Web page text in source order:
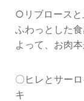
○リブロースと
ふわっとした
よって、お肉
〇ヒレとサー
キ